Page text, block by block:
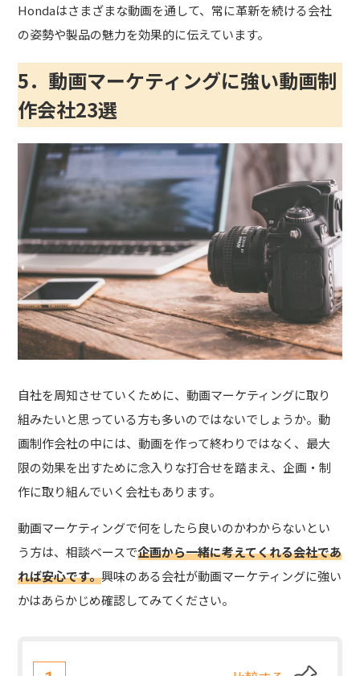
Hondaはさまざまな動画を通して、常に革新を続ける会社
の姿勢や製品の魅力を効果的に伝えています。
5．動画マーケティングに強い動画制
作会社23選
自社を周知させていくために、動画マーケティングに取り
組みたいと思っている方も多いのではないでしょうか。動
画制作会社の中には、動画を作って終わりではなく、最大
限の効果を出すために念入りな打合せを踏まえ、企画・制
作に取り組んでいく会社もあります。
動画マーケティングで何をしたら良いのかわからないとい
う方は、相談ベースで企画から一緒に考えてくれる会社であ
れば安心です。興味のある会社が動画マーケティングに強い
かはあらかじめ確認してみてください。